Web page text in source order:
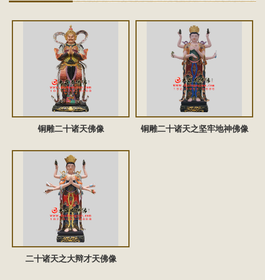
‌铜雕二十诸天佛像 铜雕二十诸天之坚牢地神佛像
二十诸天之大辩才天佛像